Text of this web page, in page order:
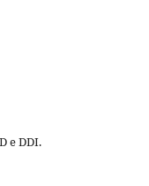
e DDI.